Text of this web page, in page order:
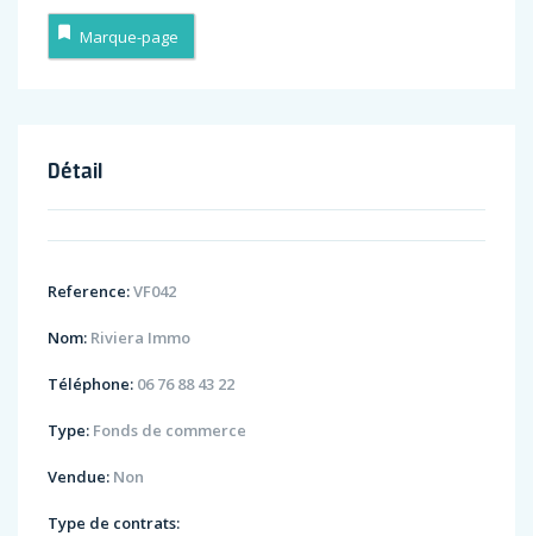
Marque-page
Détail
Reference:VF042
Nom: Riviera Immo
Téléphone: 06 76 88 43 22
Type: Fonds de commerce
Vendue: Non
Type de contrats: